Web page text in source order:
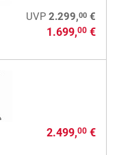
UVP 2.299,00€
1.699,00€
2.499,00€